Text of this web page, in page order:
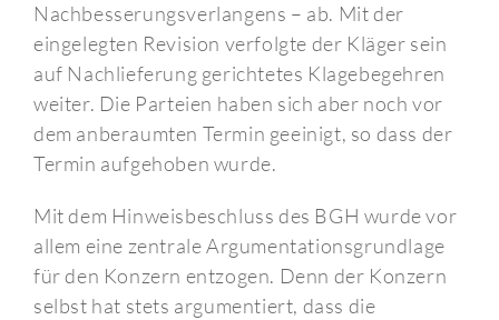
Nachbesserungsverlangens – ab. Mit der
eingelegten Revision verfolgte der Kläger sein
auf Nachlieferung gerichtetes Klagebegehren
weiter. Die Parteien haben sich aber noch vor
dem anberaumten Termin geeinigt, so dass der
Termin aufgehoben wurde.
Mit dem Hinweisbeschluss des BGH wurde vor
allem eine zentrale Argumentationsgrundlage
für den Konzern entzogen. Denn der Konzern
selbst hat stets argumentiert, dass die